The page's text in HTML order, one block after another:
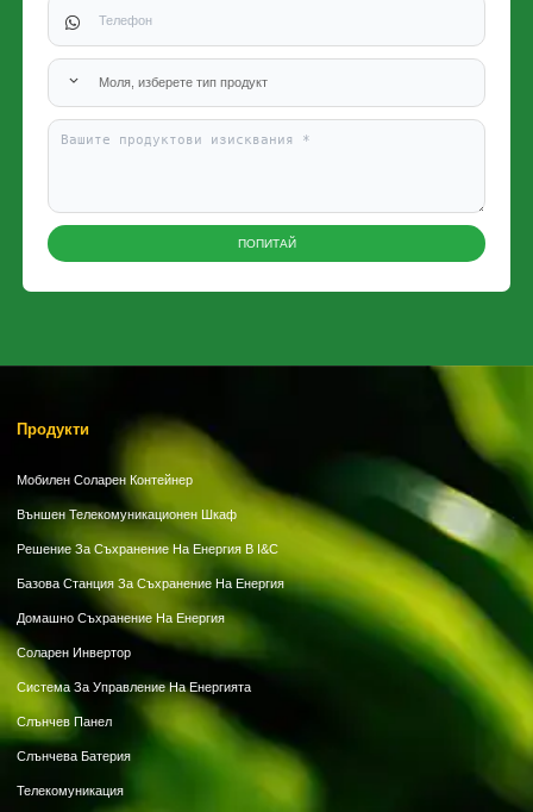
Моля, изберете тип продукт
ПОПИТАЙ
Продукти
Мобилен Соларен Контейнер
Външен Телекомуникационен Шкаф
Решение За Съхранение На Енергия В I&C
Базова Станция За Съхранение На Енергия
Домашно Съхранение На Енергия
Соларен Инвертор
Система За Управление На Енергията
Слънчев Панел
Слънчева Батерия
Телекомуникация